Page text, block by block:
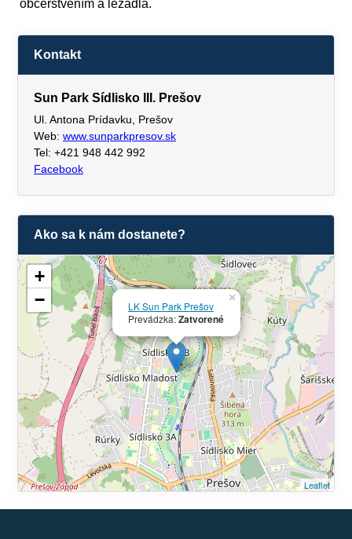
občerstvením a ležadlá.
Kontakt
Sun Park Sídlisko III. Prešov
Ul. Antona Prídavku, Prešov
Web: www.sunparkpresov.sk
Tel: +421 948 442 992
Facebook
Ako sa k nám dostanete?
LK Sun Park Prešov
Prevádzka:Zatvorené
×
+
−
Leaflet